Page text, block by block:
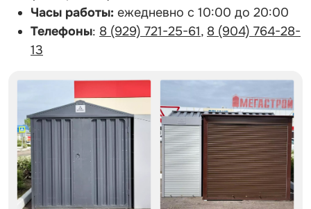
Часы работы: ежедневно с 10:00 до 20:00
Телефоны: 8 (929) 721-25-61, 8 (904) 764-28-
13